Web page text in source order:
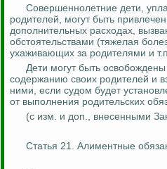
Совершеннолетние дети,
родителей, могут быть
дополнительных расходах,
обстоятельствами (тяжелая
ухаживающих за родителями и
Дети могут быть
содержанию своих родителей и
ними, если судом будет
от выполнения родительских
(с изм. и доп., внесенными
Статья 21. Алиментные